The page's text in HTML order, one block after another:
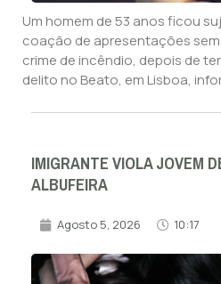
Um homem de 53 anos ficou
coação de apresentações
crime de incêndio, depois de
delito no Beato, em Lisboa,
IMIGRANTE VIOLA JOVEM
ALBUFEIRA
Agosto 5, 2026 10:17